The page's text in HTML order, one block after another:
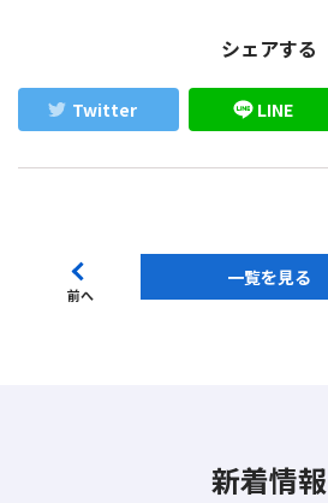
シェアする
Twitter LINE
前へ
一覧を見る
新着情報